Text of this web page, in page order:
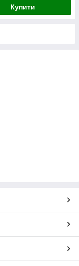
Купити